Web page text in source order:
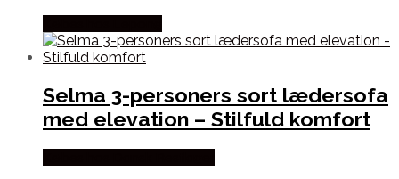
Selma 3-personers sort lædersofa
med elevation – Stilfuld komfort